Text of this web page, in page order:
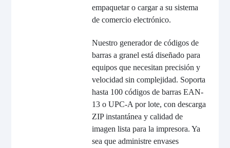
empaquetar o cargar a su sistema
de comercio electrónico.
Nuestro generador de códigos de
barras a granel está diseñado para
equipos que necesitan precisión y
velocidad sin complejidad. Soporta
hasta 100 códigos de barras EAN-
13 o UPC-A por lote, con descarga
ZIP instantánea y calidad de
imagen lista para la impresora. Ya
sea que administre envases